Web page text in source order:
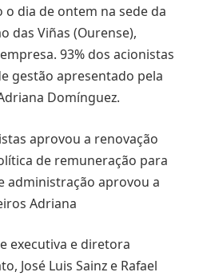
dia de ontem na sede da
das Viñas (Ourense),
93% dos acionistas
gestão apresentado pela
Domínguez.
aprovou a renovação
de remuneração para
administração aprovou a
Adriana
executiva e diretora
José Luis Sainz e Rafael